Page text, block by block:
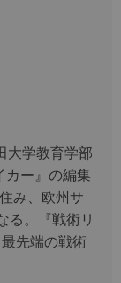
大学教育学部
カー』の編集
み、欧州サ
る。『戦術リ
先端の戦術